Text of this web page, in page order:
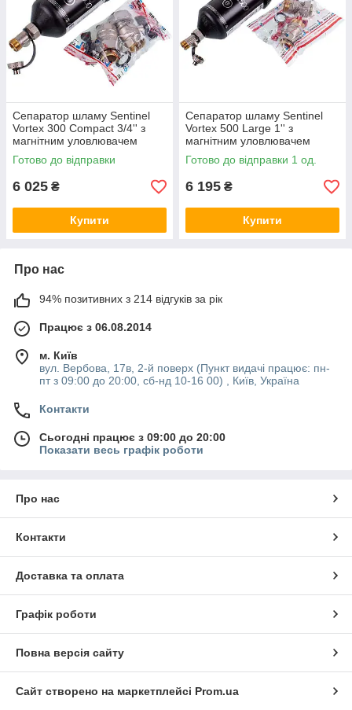
Сепаратор шламу Sentinel
Vortex 300 Compact 3/4'' з
магнітним уловлювачем
M202100031
Готово до відправки
6 025 ₴
Купити
Сепаратор шламу Sentinel
Vortex 500 Large 1'' з
магнітним уловлювачем
M202100033
Готово до відправки 1 од.
6 195 ₴
Купити
Про нас
94% позитивних з 214 відгуків за рік
Працює з 06.08.2014
м. Київ
вул. Вербова, 17в, 2-й поверх (Пункт видачі працює: пн-
пт з 09:00 до 20:00, сб-нд 10-16 00) , Київ, Україна
Контакти
Сьогодні працює з 09:00 до 20:00
Показати весь графік роботи
Про нас
Контакти
Доставка та оплата
Графік роботи
Повна версія сайту
Сайт створено на маркетплейсі Prom.ua